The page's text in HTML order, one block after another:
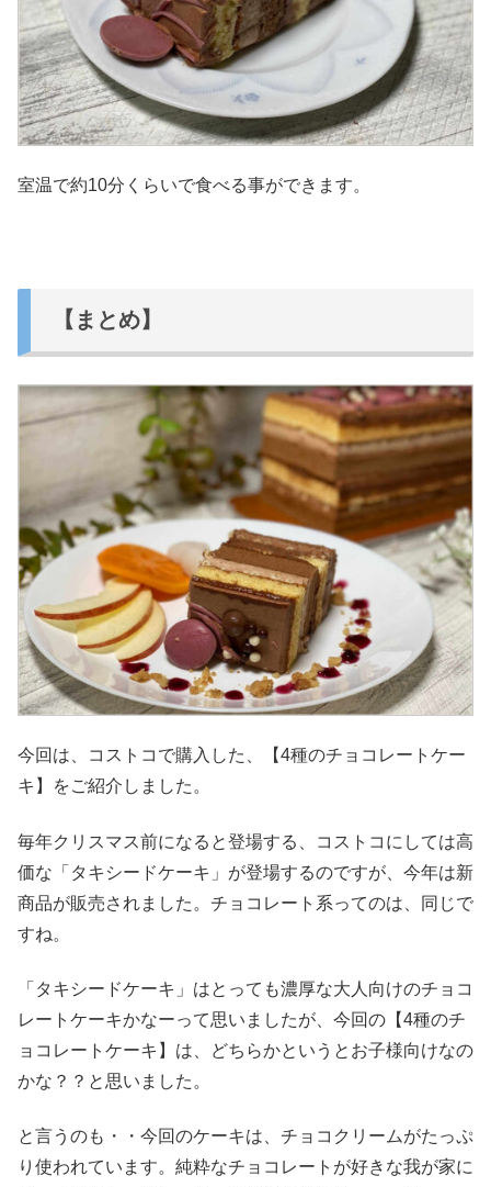
室温で約10分くらいで食べる事ができます。
【まとめ】
今回は、コストコで購入した、【4種のチョコレートケー
キ】をご紹介しました。
毎年クリスマス前になると登場する、コストコにしては高
価な「タキシードケーキ」が登場するのですが、今年は新
商品が販売されました。チョコレート系ってのは、同じで
すね。
「タキシードケーキ」はとっても濃厚な大人向けのチョコ
レートケーキかなーって思いましたが、今回の【4種のチ
ョコレートケーキ】は、どちらかというとお子様向けなの
かな？？と思いました。
と言うのも・・今回のケーキは、チョコクリームがたっぷ
り使われています。純粋なチョコレートが好きな我が家に